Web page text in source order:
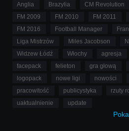
Anglia Brazylia CM Revolution
FM 2009
FM 2010 FM 2011
FM 2016
Football Manager
Liga Mistrzów
Miles Jacobson
Widzew Łódź
Włochy agresja
facepack
felieton gra głową
logopack
nowe ligi nowości
pracowitość
publicystyka rzuty
uaktualnienie
update